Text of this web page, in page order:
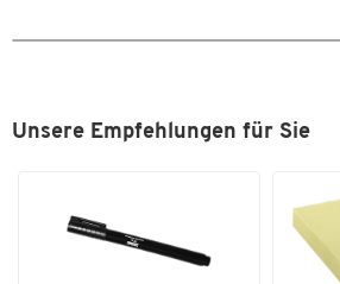
Maße
Unsere Empfehlungen für Sie